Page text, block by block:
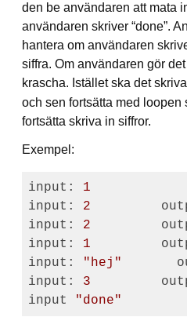
den be användaren att mata
användaren skriver “done”.
hantera om användaren
siffra. Om användaren gör
krascha. Istället ska det
och sen fortsätta med loopen
fortsätta skriva in siffror.
Exempel:
input: 1
input: 2
input: 2
input: 1
input:
"hej"
input: 3
input
"done"